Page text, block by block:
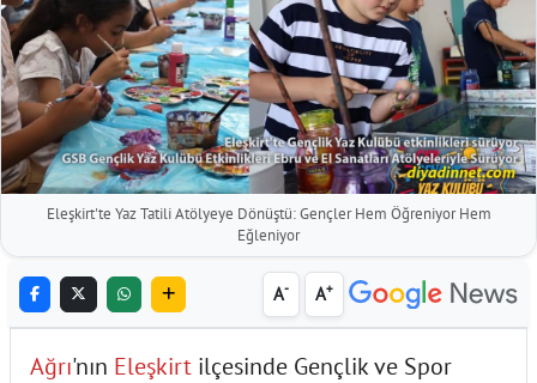
Eleşkirt'te Yaz Tatili Atölyeye Dönüştü: Gençler Hem Öğreniyor Hem
Eğleniyor
A- A+
Ağrı'nın Eleşkirt ilçesinde Gençlik ve Spor